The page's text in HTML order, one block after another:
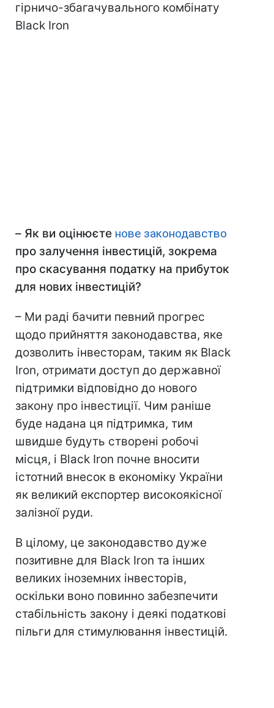
гірничо-збагачувального комбінату
Black Iron
– Як ви оцінюєте нове законодавство
про залучення інвестицій, зокрема
про скасування податку на прибуток
для нових інвестицій?
– Ми раді бачити певний прогрес
щодо прийняття законодавства, яке
дозволить інвесторам, таким як Black
Iron, отримати доступ до державної
підтримки відповідно до нового
закону про інвестиції. Чим раніше
буде надана ця підтримка, тим
швидше будуть створені робочі
місця, і Black Iron почне вносити
істотний внесок в економіку України
як великий експортер високоякісної
залізної руди.
В цілому, це законодавство дуже
позитивне для Black Iron та інших
великих іноземних інвесторів,
оскільки воно повинно забезпечити
стабільність закону і деякі податкові
пільги для стимулювання інвестицій.